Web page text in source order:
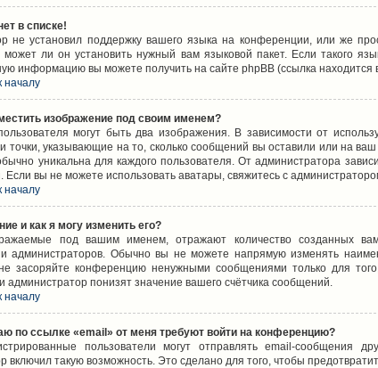
в списке!
не установил поддержку вашего языка на конференции, или же
ли он установить нужный вам языковой пакет. Если такого
информацию вы можете получить на сайте phpBB (ссылка находится
началу
изображение под своим именем?
могут быть два изображения. В зависимости от
точки, указывающие на то, сколько сообщений вы оставили или на
уникальна для каждого пользователя. От администратора
Если вы не можете использовать аватары, свяжитесь с
началу
и как я могу изменить его?
под вашим именем, отражают количество созданных
администраторов. Обычно вы не можете напрямую изменять
засоряйте конференцию ненужными сообщениями только для
администратор понизят значение вашего счётчика сообщений.
началу
по ссылке «email» от меня требуют войти на конференцию?
пользователи могут отправлять email-
включил такую возможность. Это сделано для того, чтобы